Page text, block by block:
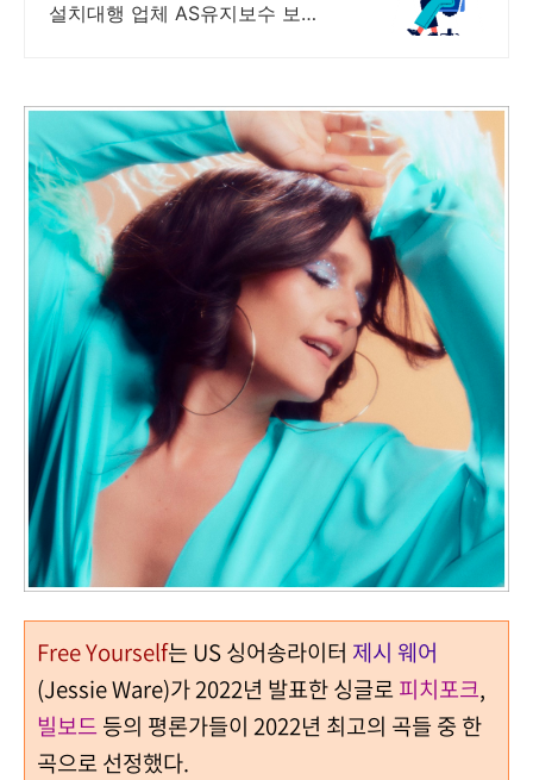
설치대행 업체 AS유지보수 보
Free Yourself는 US 싱어송라이터 제시 웨어
(Jessie Ware)가 2022년 발표한 싱글로피치포크,
빌보드등의 평론가들이 2022년 최고의 곡들 중 한
곡으로 선정했다.